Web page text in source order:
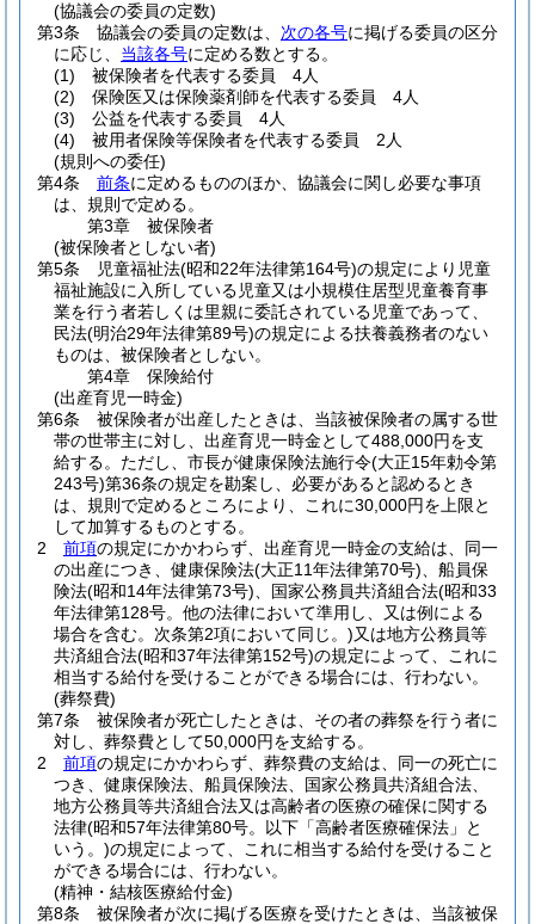
(協議会の委員の定数)
第3条
協議会の委員の定数は、 次の各号に掲げる委員の区分
に応じ、 当該各号に定める数とする。
(1)
被保険者を代表する委員 4人
(2)
保険医又は保険薬剤師を代表する委員 4人
(3)
公益を代表する委員 4人
(4)
被用者保険等保険者を代表する委員 2人
(規則への委任)
第4条
前条に定めるもののほか、協議会に関し必要な事項
は、規則で定める。
第3章
被保険者
(被保険者としない者)
第5条
児童福祉法(昭和22年法律第164号)の規定により児童
福祉施設に入所している児童又は小規模住居型児童養育事
業を行う者若しくは里親に委託されている児童であって、
民法(明治29年法律第89号)の規定による扶養義務者のない
ものは、被保険者としない。
第4章
保険給付
(出産育児一時金)
第6条
被保険者が出産したときは、当該被保険者の属する世
帯の世帯主に対し、出産育児一時金として488,000円を支
給する。 ただし、市長が健康保険法施行令(大正15年勅令第
243号)第36条の規定を勘案し、必要があると認めるとき
は、規則で定めるところにより、これに30,000円を上限と
して加算するものとする。
2
前項の規定にかかわらず、出産育児一時金の支給は、同一
の出産につき、健康保険法(大正11年法律第70号) 、船員保
険法(昭和14年法律第73号) 、国家公務員共済組合法(昭和33
年法律第128号。他の法律において準用し、又は例による
場合を含む。次条第2項において同じ。)又は地方公務員等
共済組合法(昭和37年法律第152号)の規定によって、これに
相当する給付を受けることができる場合には、行わない。
(葬祭費)
第7条
被保険者が死亡したときは、その者の葬祭を行う者に
対し、葬祭費として50,000円を支給する。
2
前項の規定にかかわらず、葬祭費の支給は、同一の死亡に
つき、健康保険法、船員保険法、国家公務員共済組合法、
地方公務員等共済組合法又は高齢者の医療の確保に関する
法律(昭和57年法律第80号。以下「高齢者医療確保法」と
いう。)の規定によって、これに相当する給付を受けること
ができる場合には、行わない。
(精神・結核医療給付金)
第8条
被保険者が次に掲げる医療を受けたときは、当該被保